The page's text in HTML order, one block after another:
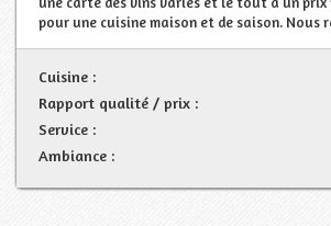
pour une cuisine maison et de saison. Nous
Cuisine :
Rapport qualité / prix :
Service :
Ambiance :